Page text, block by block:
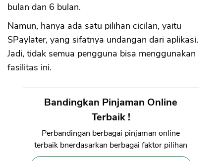
bulan dan 6 bulan.
Namun, hanya ada satu pilihan cicilan, yaitu
SPaylater, yang sifatnya undangan dari aplikasi.
Jadi, tidak semua pengguna bisa menggunakan
fasilitas ini.
Bandingkan Pinjaman Online
Terbaik !
Perbandingan berbagai pinjaman online
terbaik bnerdasarkan berbagai faktor pilihan